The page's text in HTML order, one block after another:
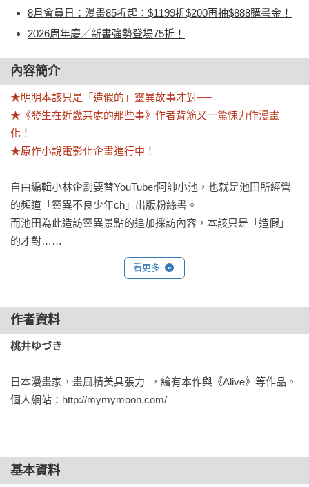
8月會員日：漫畫85折起；$1199折$200再抽$888購書金！
2026周年慶／新書強勢登場75折！
內容簡介
★明明本該只是「造假的」靈異故事才對──
★《發生在近畿某處的那些事》作者背筋又一驚悚力作漫畫
化！
★原作小說電影化企畫進行中！
自由編輯小林企劃要替YouTuber阿帥小池，也就是池田所經營
的頻道「靈異不良少年ch」出版粉絲書。
而池田為此造訪靈異景點的追加採訪內容，本該只是「造假」
的才對……
看更多
作者資料
桃井ゆづき
日本漫畫家，畫風精美具張力  ，繪有本作與《Alive》等作品。
個人網站：http://mymymoon.com/
基本資料